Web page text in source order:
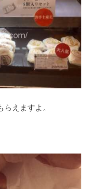
えますよ。